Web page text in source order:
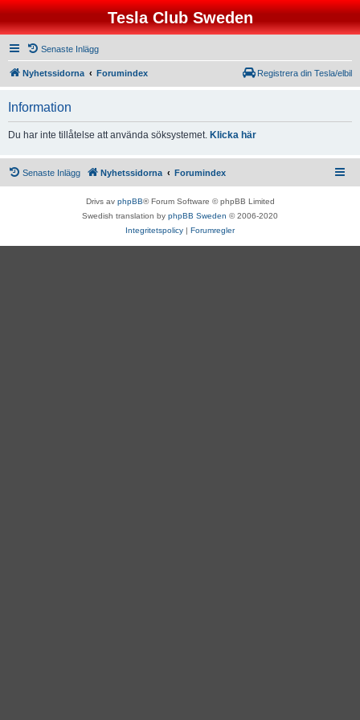
Tesla Club Sweden
Senaste Inlägg
Nyhetssidorna Forumindex Registrera din Tesla/elbil
Information
Du har inte tillåtelse att använda söksystemet. Klicka här
Senaste Inlägg Nyhetssidorna Forumindex
Drivs av phpBB® Forum Software © phpBB Limited
Swedish translation by phpBB Sweden © 2006-2020
Integritetspolicy | Forumregler